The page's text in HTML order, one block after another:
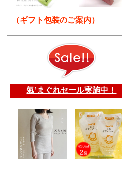
（ギフト包装のご案内）
氣’まぐれセール実施中！